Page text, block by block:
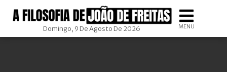
Domingo, 9 De Agosto De 2026 MENU